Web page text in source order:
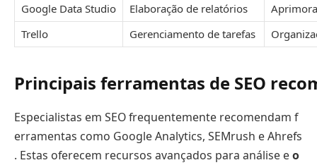
Google Data Studio
Elaboração de relatórios
Trello
Gerenciamento de tarefas
Principais ferramentas de SEO
Especialistas em SEO frequentemente recomendam f
erramentas como Google Analytics, SEMrush e Ahrefs
. Estas oferecem recursos avançados para análise eo